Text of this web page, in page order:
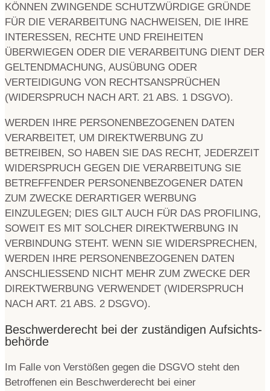
KÖNNEN ZWINGENDE SCHUTZWÜRDIGE GRÜNDE
FÜR DIE VERARBEITUNG NACHWEISEN, DIE IHRE
INTERESSEN, RECHTE UND FREIHEITEN
ÜBERWIEGEN ODER DIE VERARBEITUNG DIENT DER
GELTENDMACHUNG, AUSÜBUNG ODER
VERTEIDIGUNG VON RECHTSANSPRÜCHEN
(WIDERSPRUCH NACH ART. 21 ABS. 1 DSGVO).
WERDEN IHRE PERSONENBEZOGENEN DATEN
VERARBEITET, UM DIREKTWERBUNG ZU
BETREIBEN, SO HABEN SIE DAS RECHT, JEDERZEIT
WIDERSPRUCH GEGEN DIE VERARBEITUNG SIE
BETREFFENDER PERSONENBEZOGENER DATEN
ZUM ZWECKE DERARTIGER WERBUNG
EINZULEGEN; DIES GILT AUCH FÜR DAS PROFILING,
SOWEIT ES MIT SOLCHER DIREKTWERBUNG IN
VERBINDUNG STEHT. WENN SIE WIDERSPRECHEN,
WERDEN IHRE PERSONENBEZOGENEN DATEN
ANSCHLIESSEND NICHT MEHR ZUM ZWECKE DER
DIREKTWERBUNG VERWENDET (WIDERSPRUCH
NACH ART. 21 ABS. 2 DSGVO).
Beschwerde­recht bei der zuständigen Aufsichts­
behörde
Im Falle von Verstößen gegen die DSGVO steht den
Betroffenen ein Beschwerderecht bei einer